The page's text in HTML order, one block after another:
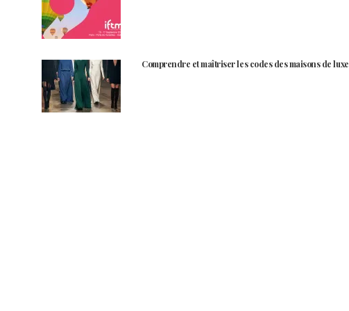
Comprendre et maîtriser les codes des maisons de luxe